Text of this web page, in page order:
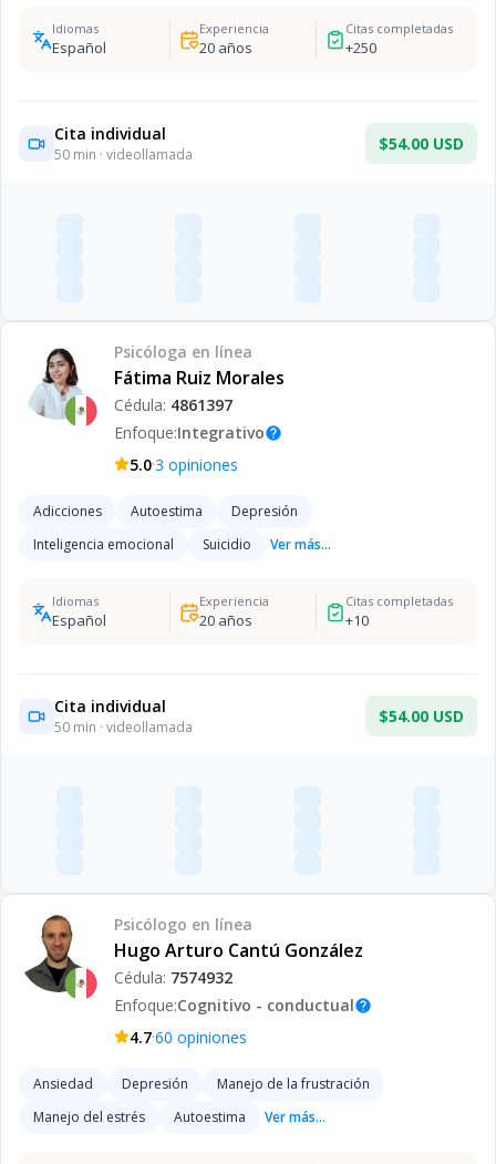
Idiomas
Español
Experiencia
20años
Citas completadas
+250
Cita individual
50 min · videollamada
$54.00 USD
Psicóloga en línea
Fátima Ruiz Morales
Cédula: 4861397
Enfoque:Integrativohelp
5.0·3 opiniones
Adicciones Autoestima
Depresión
Inteligencia emocional
Suicidio Ver más...
Idiomas
Español
Experiencia
20años
Citas completadas
+10
Cita individual
50 min · videollamada
$54.00 USD
Psicólogo en línea
Hugo Arturo Cantú González
Cédula: 7574932
Enfoque:Cognitivo - conductualhelp
4.7·60 opiniones
Ansiedad Depresión
Manejo de la frustración
Manejo del estrés
Autoestima Ver más...